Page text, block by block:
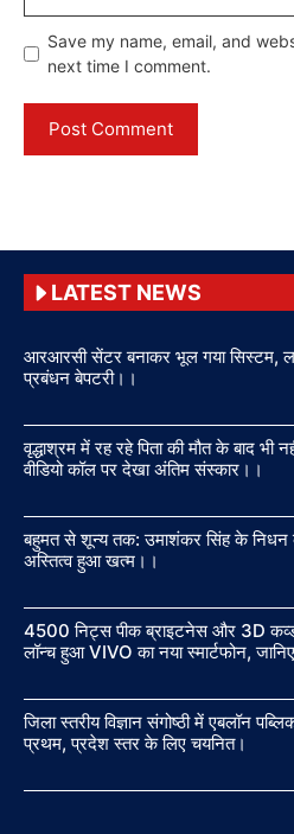
Save my name, email, and
next time I comment.
LATEST NEWS
आरआरसी सेंटर बनाकर भूल गया सिस्टम,
प्रबंधन बेपटरी।।
वृद्धाश्रम में रह रहे पिता की मौत के बाद
वीडियो कॉल पर देखा अंतिम संस्कार।।
बहुमत से शून्य तक: उमाशंकर सिंह के निधन
अस्तित्व हुआ खत्म।।
4500 निट्स पीक ब्राइटनेस और 3D
लॉन्च हुआ VIVO का नया स्मार्टफोन,
जिला स्तरीय विज्ञान संगोष्ठी में एबलॉन
प्रथम, प्रदेश स्तर के लिए चयनित।